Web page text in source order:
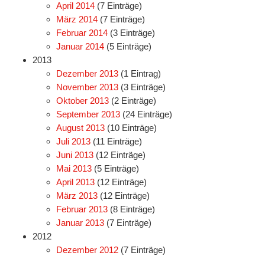
April 2014 (7 Einträge)
März 2014 (7 Einträge)
Februar 2014 (3 Einträge)
Januar 2014 (5 Einträge)
2013
Dezember 2013 (1 Eintrag)
November 2013 (3 Einträge)
Oktober 2013 (2 Einträge)
September 2013 (24 Einträge)
August 2013 (10 Einträge)
Juli 2013 (11 Einträge)
Juni 2013 (12 Einträge)
Mai 2013 (5 Einträge)
April 2013 (12 Einträge)
März 2013 (12 Einträge)
Februar 2013 (8 Einträge)
Januar 2013 (7 Einträge)
2012
Dezember 2012 (7 Einträge)